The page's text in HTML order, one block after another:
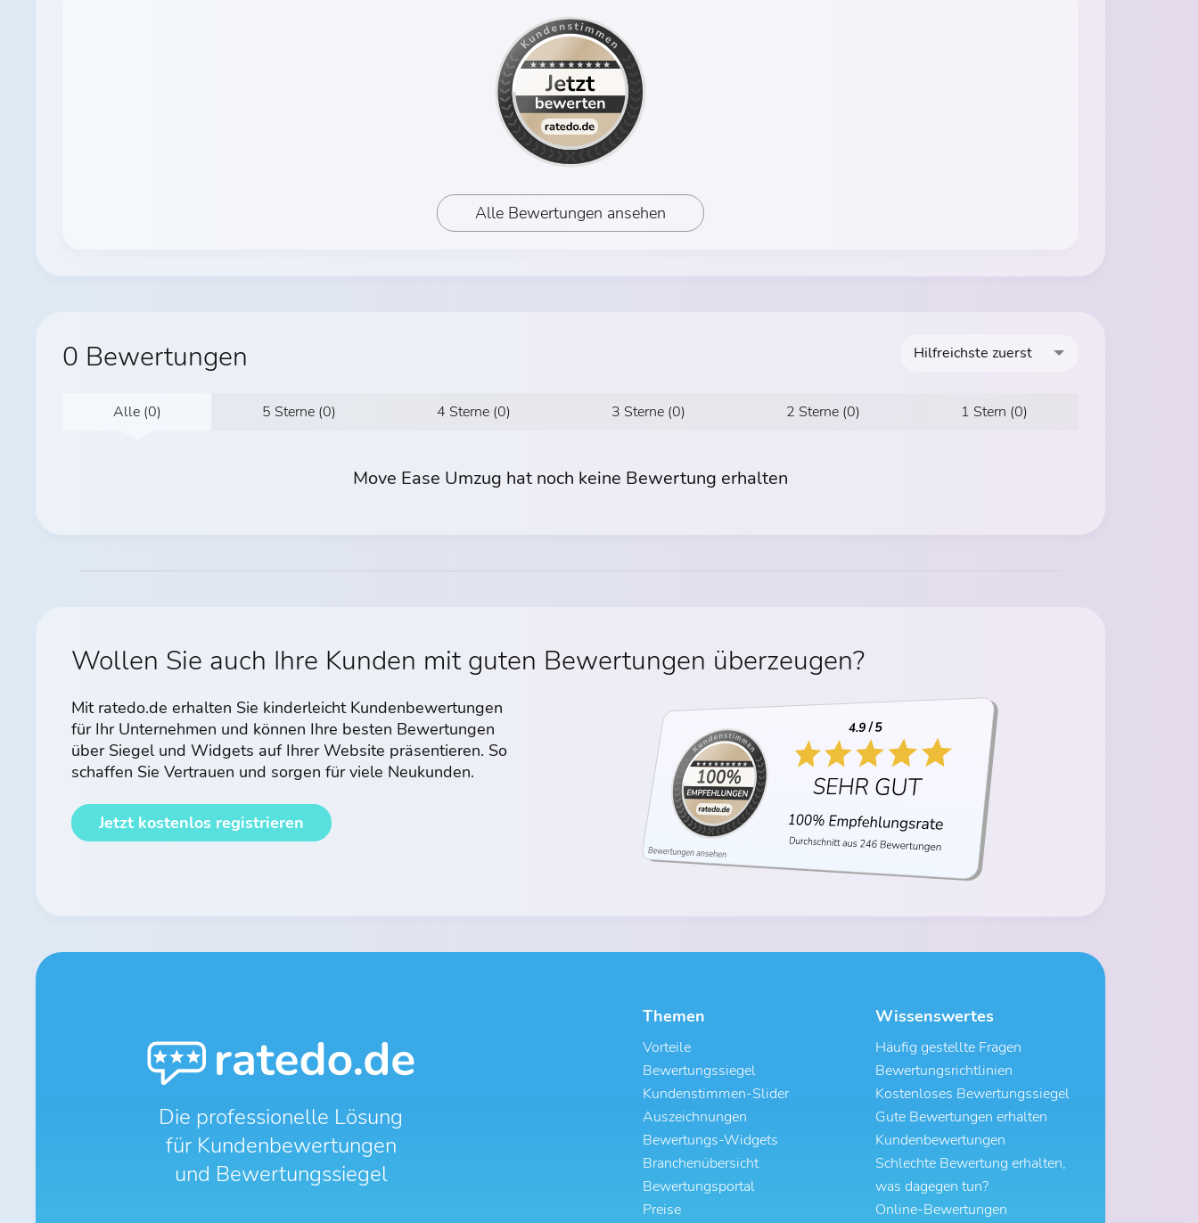
Alle Bewertungen ansehen
0 Bewertungen Hilfreichste zuerst
Alle (0) 5 Sterne (0) 4 Sterne (0) 3 Sterne (0) 2 Sterne (0) 1 Stern (0)
Move Ease Umzug hat noch keine Bewertung erhalten
Wollen Sie auch Ihre Kunden mit guten Bewertungen überzeugen?
Mit ratedo.de erhalten Sie kinderleicht Kundenbewertungen
für Ihr Unternehmen und können Ihre besten Bewertungen
über Siegel und Widgets auf Ihrer Website präsentieren. So
schaffen Sie Vertrauen und sorgen für viele Neukunden.
Jetzt kostenlos registrieren
Die professionelle Lösung
für Kundenbewertungen
und Bewertungssiegel
Themen
Vorteile
Bewertungssiegel
Kundenstimmen-Slider
Auszeichnungen
Bewertungs-Widgets
Branchenübersicht
Bewertungsportal
Preise
Wissenswertes
Häufig gestellte Fragen
Bewertungsrichtlinien
Kostenloses Bewertungssiegel
Gute Bewertungen erhalten
Kundenbewertungen
Schlechte Bewertung erhalten,
was dagegen tun?
Online-Bewertungen